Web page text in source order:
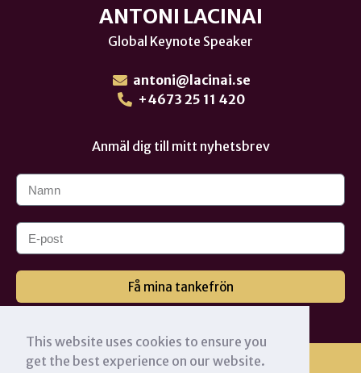
This website uses cookies to ensure you
get the best experience on our website.
ANTONI LACINAI
Global Keynote Speaker
antoni@lacinai.se
+4673 25 11 420
Anmäl dig till mitt nyhetsbrev
Få mina tankefrön